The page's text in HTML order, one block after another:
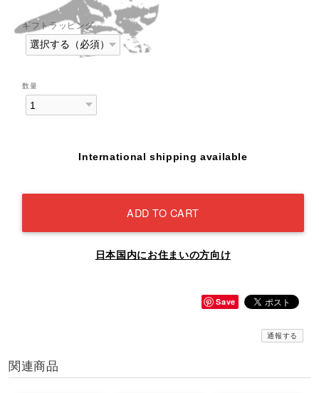
ギフトラッピング
数量
International shipping available
ADD TO CART
日本国内にお住まいの方向け
Save
通報する
関連商品